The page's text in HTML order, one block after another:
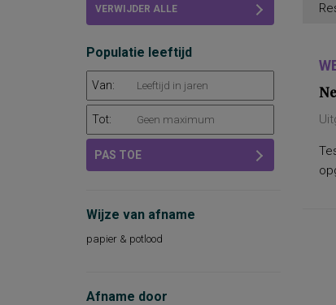
VERWIJDER ALLE
Populatie leeftijd
Van:
Tot:
PAS TOE
Wijze van afname
papier & potlood
Afname door